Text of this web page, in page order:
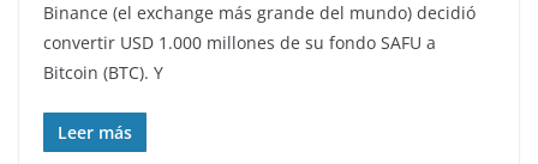
Binance (el exchange más grande del mundo) decidió
convertir USD 1.000 millones de su fondo SAFU a
Bitcoin (BTC). Y
Leer más